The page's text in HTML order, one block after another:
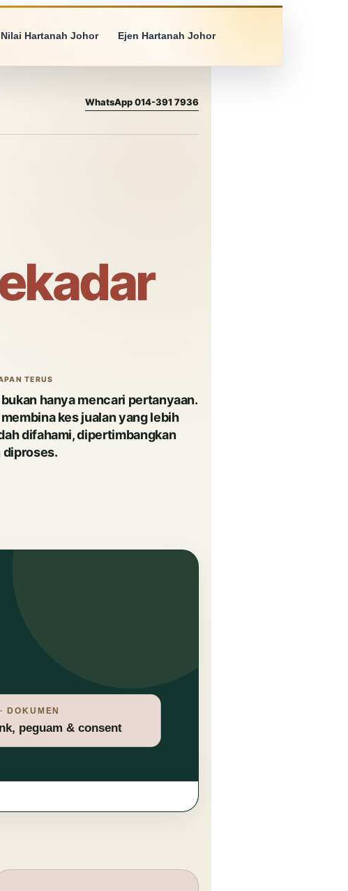
Hartanah Johor Ejen Hartanah Johor
WhatsApp 014-391 7936
TERUS
hanya mencari pertanyaan.
kes jualan yang lebih
difahami, dipertimbangkan
diproses.